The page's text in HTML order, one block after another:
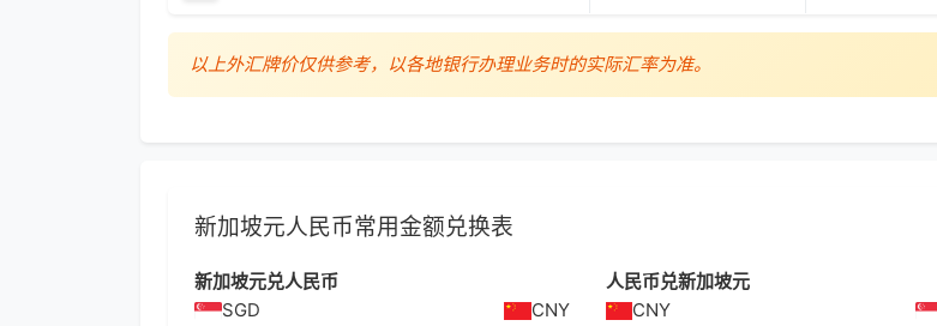
以上外汇牌价仅供参考，以各地银行办理业务时的实际汇率为准。
新加坡元人民币常用金额兑换表
新加坡元兑人民币
SGD
CNY
人民币兑新加坡元
CNY